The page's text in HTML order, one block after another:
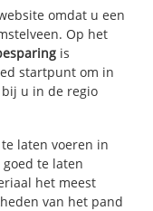
omdat u een
Op het
is
startpunt om in
u in de regio
laten voeren in
te laten
het meest
van het pand